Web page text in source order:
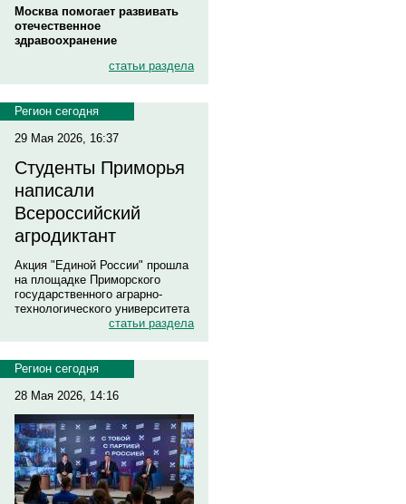
Москва помогает развивать
отечественное
здравоохранение
статьи раздела
Регион сегодня
29 Мая 2026, 16:37
Студенты Приморья
написали
Всероссийский
агродиктант
Акция "Единой России" прошла
на площадке Приморского
государственного аграрно-
технологического университета
статьи раздела
Регион сегодня
28 Мая 2026, 14:16